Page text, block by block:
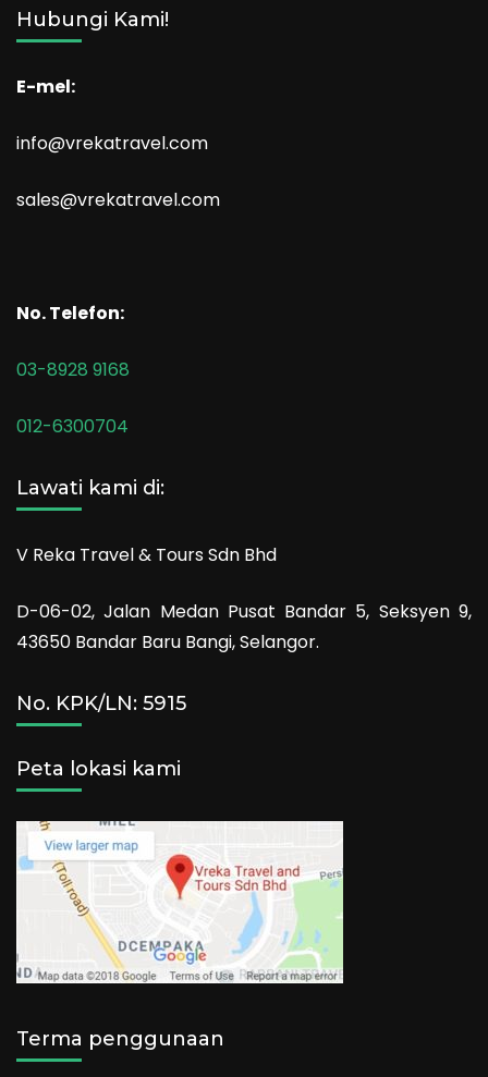
Hubungi Kami!
E-mel:
info@vrekatravel.com
sales@vrekatravel.com
No. Telefon:
03-8928 9168
012-6300704
Lawati kami di:
V Reka Travel & Tours Sdn Bhd
D-06-02, Jalan Medan Pusat Bandar 5, Seksyen 9,
43650 Bandar Baru Bangi, Selangor.
No. KPK/LN: 5915
Peta lokasi kami
Terma penggunaan